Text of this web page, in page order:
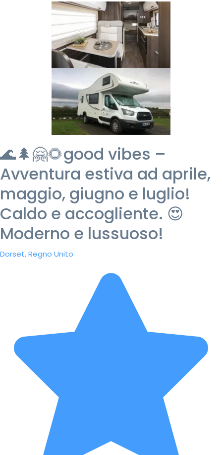
🌊🌲🤗🌻good vibes –
Avventura estiva ad aprile,
maggio, giugno e luglio!
Caldo e accogliente. 😍
Moderno e lussuoso!
Dorset, Regno Unito